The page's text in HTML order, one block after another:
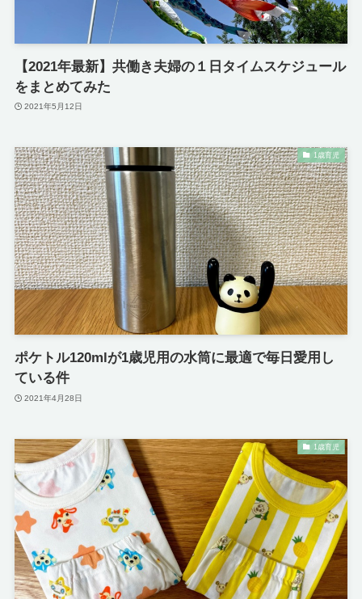
【2021年最新】共働き夫婦の１日タイムスケジュール
をまとめてみた
2021年5月12日
1歳育児
ポケトル120mlが1歳児用の水筒に最適で毎日愛用し
ている件
2021年4月28日
1歳育児